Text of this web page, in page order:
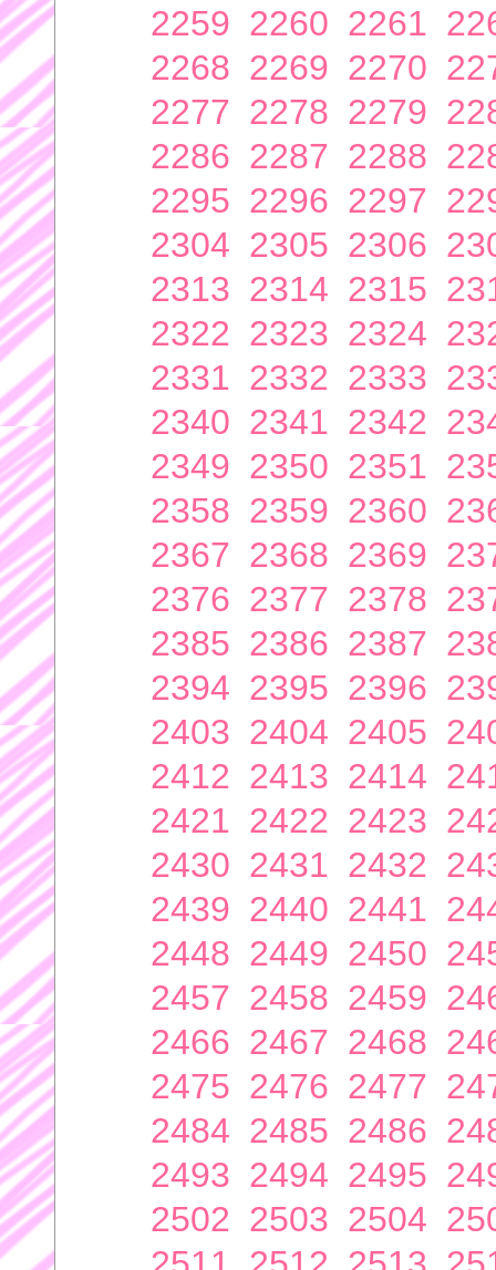
2259 2260 2261
2268 2269 2270
2277 2278 2279
2286 2287 2288
2295 2296 2297
2304 2305 2306
2313 2314 2315
2322 2323 2324
2331 2332 2333
2340 2341 2342
2349 2350 2351
2358 2359 2360
2367 2368 2369
2376 2377 2378
2385 2386 2387
2394 2395 2396
2403 2404 2405
2412 2413 2414
2421 2422 2423
2430 2431 2432
2439 2440 2441
2448 2449 2450
2457 2458 2459
2466 2467 2468
2475 2476 2477
2484 2485 2486
2493 2494 2495
2502 2503 2504